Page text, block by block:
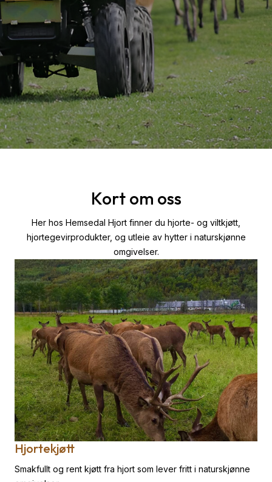
Kort om oss
Her hos Hemsedal Hjort finner du hjorte- og viltkjøtt,
hjortegevirprodukter, og utleie av hytter i naturskjønne
omgivelser.
Hjortekjøtt
Smakfullt og rent kjøtt fra hjort som lever fritt i naturskjønne